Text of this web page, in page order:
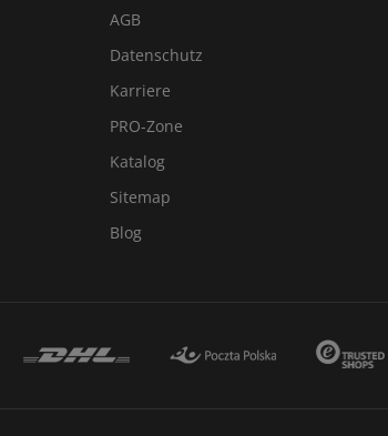
AGB
Datenschutz
Karriere
PRO-Zone
Katalog
Sitemap
Blog